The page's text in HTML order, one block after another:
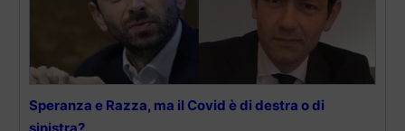
Speranza e Razza, ma il Covid è di destra o di
sinistra?